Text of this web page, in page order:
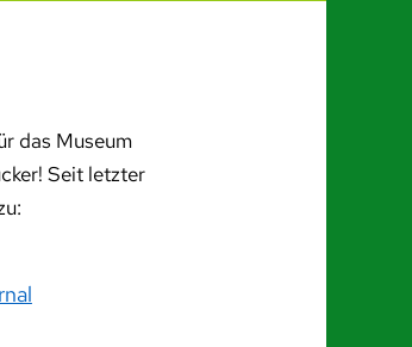
das Museum
Seit letzter